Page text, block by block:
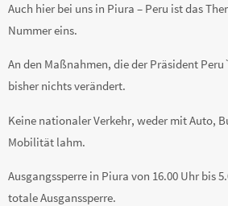
Auch hier bei uns in Piura – Peru ist das
Nummer eins.
An den Maßnahmen, die der Präsident
bisher nichts verändert.
Keine nationaler Verkehr, weder mit Auto,
Mobilität lahm.
Ausgangssperre in Piura von 16.00 Uhr bis
totale Ausganssperre.